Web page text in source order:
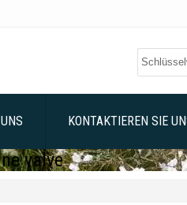
KONTAKTIEREN SIE
valve